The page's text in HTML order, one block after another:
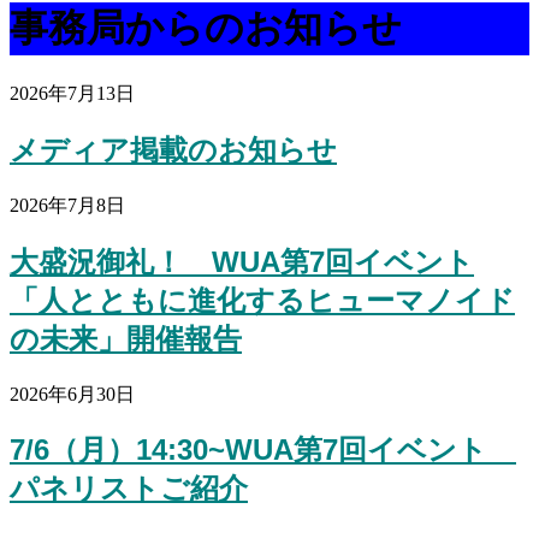
事務局からのお知らせ
2026年7月13日
メディア掲載のお知らせ
2026年7月8日
大盛況御礼！ WUA第7回イベント
「人とともに進化するヒューマノイド
の未来」開催報告
2026年6月30日
7/6（月）14:30~WUA第7回イベント
パネリストご紹介